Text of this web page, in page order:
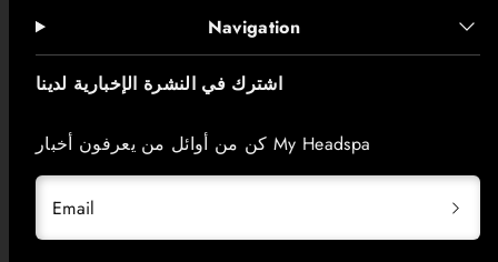
Navigation
اشترك في النشرة الإخبارية لدينا
كن من أوائل من يعرفون أخبار My Headspa
Email